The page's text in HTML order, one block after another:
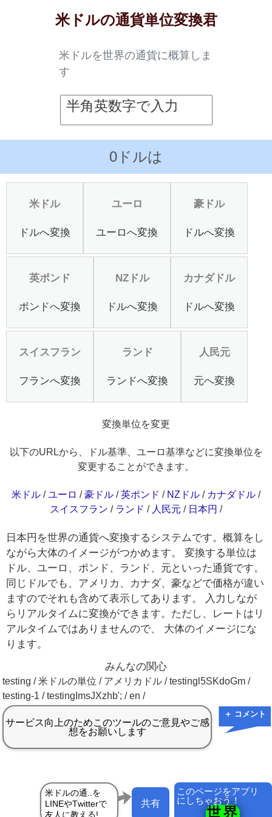
米ドルの通貨単位変換君
米ドルを世界の通貨に概算しま
す
半角英数字で入力
0ドルは
米ドル
ドルへ変換
ユーロ
ユーロへ変換
豪ドル
ドルへ変換
英ポンド
ポンドへ変換
NZドル
ドルへ変換
カナダドル
ドルへ変換
スイスフラン
フランへ変換
ランド
ランドへ変換
人民元
元へ変換
変換単位を変更
以下のURLから、ドル基準、ユーロ基準などに変換単位を
変更することができます。
米ドル /ユーロ /豪ドル /英ポンド / NZドル / カナダドル /
スイスフラン / ランド / 人民元 / 日本円 /
日本円を世界の通貨へ変換するシステムです。概算をし
ながら大体のイメージがつかめます。 変換する単位は
ドル、ユーロ、ポンド、ランド、元といった通貨です。
同じドルでも、アメリカ、カナダ、豪などで価格が違い
ますのでそれも含めて表示してあります。 入力しなが
らリアルタイムに変換ができます。ただし、レートはリ
アルタイムではありませんので、 大体のイメージにな
ります。
みんなの関心
testing / 米ドルの単位 / アメリカドル / testingl5SKdoGm /
testing-1 / testingImsJXzhb'; / en /
＋ コメント
このページをアプリ
にしちゃおう！
共有